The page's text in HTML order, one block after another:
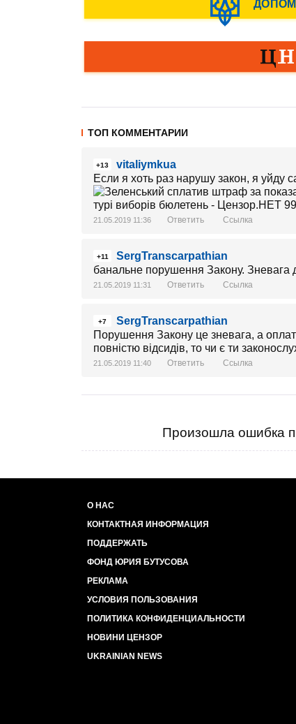
ТОП КОММЕНТАРИИ
+13
vitaliymkua
Если я хоть раз нарушу закон, я уйду
21.05.2019 11:36 Ответить Ссылка
+11
SergTranscarpathian
банальне порушення Закону. Зневага
21.05.2019 11:31 Ответить Ссылка
+7
SergTranscarpathian
Порушення Закону це зневага, а
повністю відсидів, то чи є ти
21.05.2019 11:40 Ответить Ссылка
Произошла ошибка
О НАС
КОНТАКТНАЯ ИНФОРМАЦИЯ
ПОДДЕРЖАТЬ
ФОНД ЮРИЯ БУТУСОВА
РЕКЛАМА
УСЛОВИЯ ПОЛЬЗОВАНИЯ
ПОЛИТИКА КОНФИДЕНЦИАЛЬНОСТИ
НОВИНИ ЦЕНЗОР
UKRAINIAN NEWS